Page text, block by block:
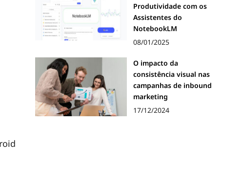
Produtividade com os
Assistentes do
NotebookLM
08/01/2025
O impacto da
consistência visual nas
campanhas de inbound
marketing
17/12/2024